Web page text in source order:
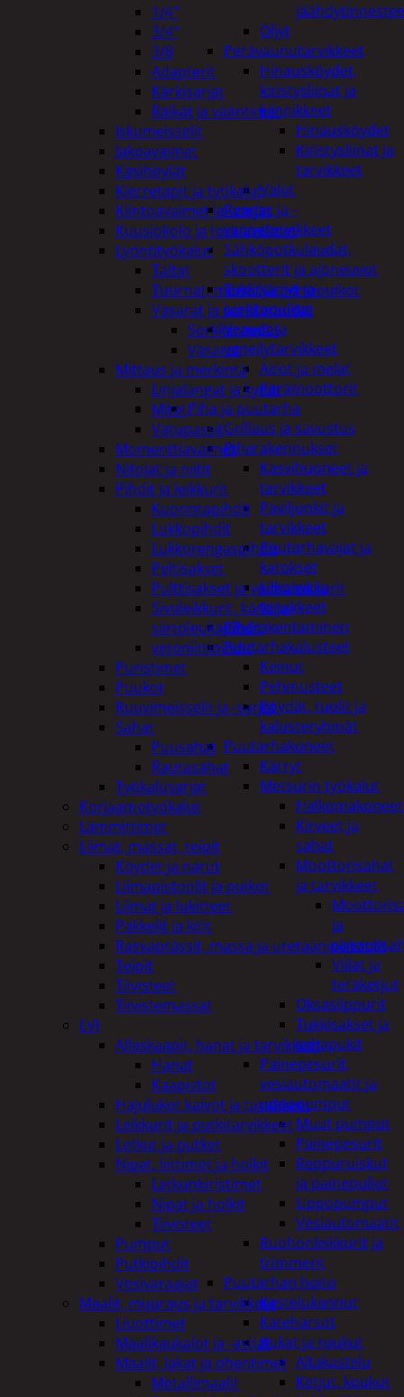
Öljyt
Perävaunutarvikkeet
Hinausköydet,
kiristysliinat ja
kiinnikkeet
Hinausköydet
Kiristysliinat ja
tarvikkeet
Valot
Rengas ja -
vannetarvikkeet
Sähköpotkulaudat,
skootterit ja ajoneuvot
Tukkikärryt ja
juontopulkat
Veneet ja
veneilytarvikkeet
Airot ja melat
Perämoottorit
Piha ja puutarha
Grillaus ja savustus
Piharakennukset
Kasvihuoneet ja
tarvikkeet
Paviljonkit ja
tarvikkeet
Puutarhavajat ja
katokset
Ulko-wc ja
tarvikkeet
Piharakentaminen
Puutarhakalusteet
Keinut
Pehmusteet
Pöydät, tuolit ja
kalusteryhmät
Puutarhakoneet
Kärryt
Metsurin työkalut
Halkomakoneet
Kirveet ja
sahat
Moottorisahat
ja tarvikkeet
ja
Viilat ja
teräketjut
Oksasilppurit
Tukkisakset ja
sahapukit
Painepesurit,
vesiautomaatit ja
uppopumput
Muut pumput
Painepesurit
Reppuruiskut
ja painepullot
Uppopumput
Vesiautomaatit
Ruohonleikkurit ja
trimmerit
Puutarhan hoito
Kastelukannut
Kateharsot
Kukat ja ruukut
Altakastelu
Ketjut, koukut
1/4"
3/4"
3/8
Adapterit
Kärkisarjat
Räikät ja vääntimet
Iskumeisselit
Jakoavaimet
Käsihöylät
Kierretapit ja työkalut
Kiintoavaimet ja -sarjat
Kuusiokolo ja torx-avaimet
Lyöntityökalut
Taltat
Tuurnat, meistit ja piirtopuikot
Vasarat ja sorkkaraudat
Sorkkaraudat
Vasarat
Mittaus ja merkintä
Linjalangat ja kynät
Mitat
Vatupassit
Momenttiavaimet
Nitojat ja niitit
Pihdit ja leikkurit
Kuorintapihdit
Lukkopihdit
Lukkorengaspihdit
Peltisakset
Pulttisakset ja voimaleikkurit
Sivuleikkurit, kärki ja-
siirtoleukapihdit
vetoniittipihdit
Puristimet
Puukot
Ruuvimeisselit ja -sarjat
Sahat
Puusahat
Rautasahat
Työkalusarjat
Korjaamotyökalut
Lämmittimet
Liimat, massat, teipit
Köydet ja narut
Liimapistoolit ja puikot
Liimat ja lukitteet
Pakkelit ja kitit
Rasvaprässit, massa ja uretaanipistoolit
Teipit
Tiivisteet
Tiivistemassat
LVI
Allaskaapit, hanat ja tarvikkeet
Hanat
Kaapistot
Hajulukot kaivot ja tarvikkeet
Leikkurit ja putkitarvikkeet
Letkut ja putket
Nipat, liittimet ja holkit
Letkunkiristimet
Nipat ja holkit
Tiivisteet
Pumput
Putkipihdit
Vesivaraajat
Maalit, muuraus ja tarvikkeet
Liuottimet
Maalikaukalot ja -astiat
Maalit, lakat ja ohentimet
Metallimaalit